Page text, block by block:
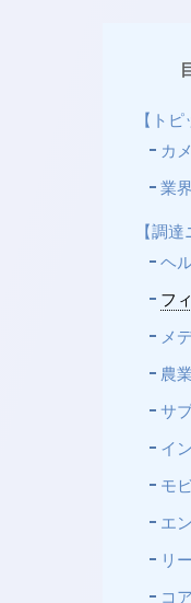
【トピ
カ
業
【調
ヘ
フ
メ
農
サ
イ
モ
エ
リ
コ